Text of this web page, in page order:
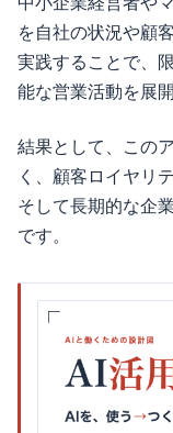
を自社の状況や顧
実践することで、
能な営業活動を展
結果として、この
く、顧客ロイヤリ
そして長期的な企
です。